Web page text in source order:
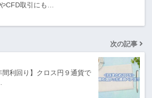
CFD取引にも…
次の記事
間利回り】クロス円９通貨で